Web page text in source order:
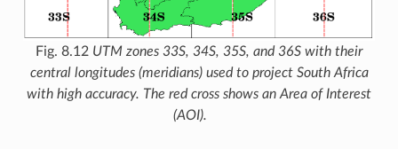
Fig. 8.12 UTM zones 33S, 34S, 35S, and 36S with their
central longitudes (meridians) used to project South Africa
with high accuracy. The red cross shows an Area of Interest
(AOI).